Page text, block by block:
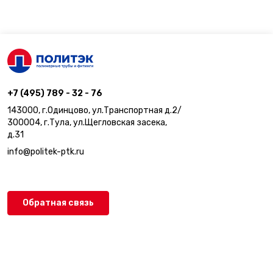
+7 (495) 789 - 32 - 76
143000, г.Одинцово, ул.Транспортная д.2/
300004, г.Тула, ул.Щегловская засека,
д.31
info@politek-ptk.ru
Обратная связь